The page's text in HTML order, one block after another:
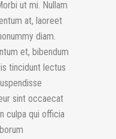
ut mi. Nullam
at, laoreet
diam.
et, bibendum
tincidunt lectus
sint occaecat
culpa qui officia